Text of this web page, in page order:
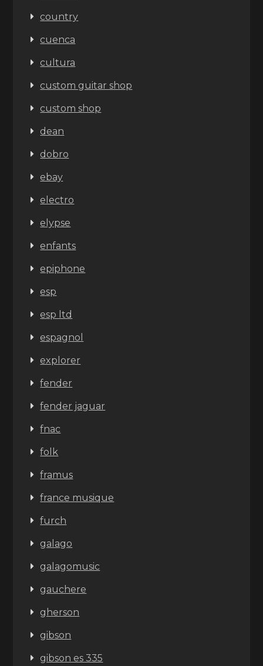
country
cuenca
cultura
custom guitar shop
custom shop
dean
dobro
ebay
electro
elypse
enfants
epiphone
esp
esp ltd
espagnol
explorer
fender
fender jaguar
fnac
folk
framus
france musique
furch
galago
galagomusic
gauchere
gherson
gibson
gibson es 335